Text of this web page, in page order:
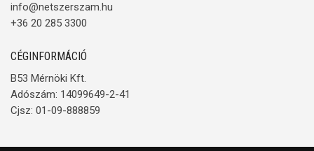
info@netszerszam.hu
+36 20 285 3300
CÉGINFORMÁCIÓ
B53 Mérnöki Kft.
Adószám: 14099649-2-41
Cjsz: 01-09-888859